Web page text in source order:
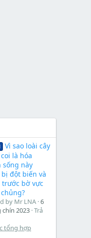
Vì sao loài cây
là hóa
sống này
đột biến và
bờ vực
by Mr LNA 6
chín 2023 Trả
tổng hợp